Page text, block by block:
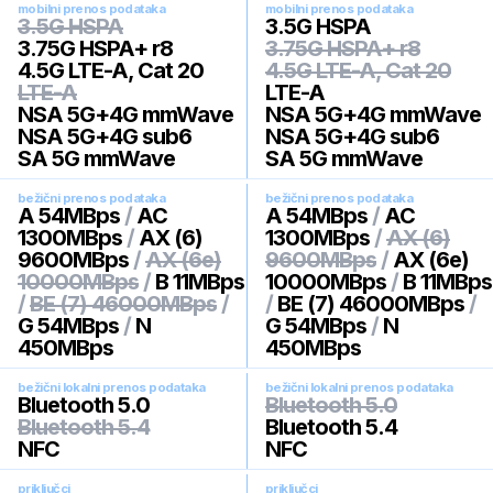
mobilni prenos podataka
3.5G HSPA
3.75G HSPA+ r8
4.5G LTE-A, Cat 20
LTE-A
NSA 5G+4G mmWave
NSA 5G+4G sub6
SA 5G mmWave
mobilni prenos podataka
3.5G HSPA
3.75G HSPA+ r8
4.5G LTE-A, Cat 20
LTE-A
NSA 5G+4G mmWave
NSA 5G+4G sub6
SA 5G mmWave
bežični prenos podataka
A 54MBps / AC
1300MBps / AX (6)
9600MBps /AX (6e)
10000MBps / B 11MBps
/BE (7) 46000MBps /
G 54MBps / N
450MBps
bežični prenos podataka
A 54MBps / AC
1300MBps /AX (6)
9600MBps / AX (6e)
10000MBps / B 11MBps
/ BE (7) 46000MBps /
G 54MBps / N
450MBps
bežični lokalni prenos podataka
Bluetooth 5.0
Bluetooth 5.4
NFC
bežični lokalni prenos podataka
Bluetooth 5.0
Bluetooth 5.4
NFC
priključci priključci